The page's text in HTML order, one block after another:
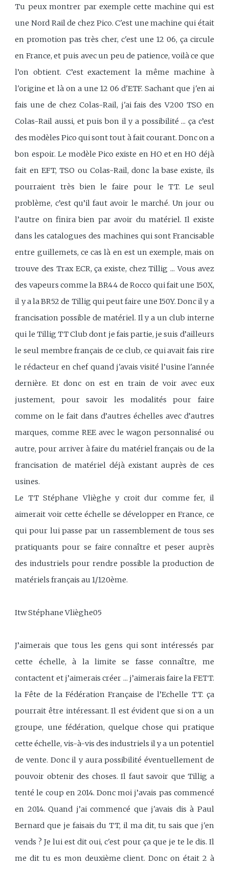
Tu peux montrer par exemple cette machine qui est
une Nord Rail de chez Pico. C'est une machine qui était
en promotion pas très cher, c'est une 12 06, ça circule
en France, et puis avec un peu de patience, voilà ce que
l’on obtient. C’est exactement la même machine à
l'origine et là on a une 12 06 d'ETF. Sachant que j'en ai
fais une de chez Colas-Rail, j'ai fais des V200 TSO en
Colas-Rail aussi, et puis bon il y a possibilité ... ça c’est
des modèles Pico qui sont tout à fait courant. Donc on a
bon espoir. Le modèle Pico existe en HO et en HO déjà
fait en EFT, TSO ou Colas-Rail, donc la base existe, ils
pourraient très bien le faire pour le TT. Le seul
problème, c’est qu’il faut avoir le marché. Un jour ou
l’autre on finira bien par avoir du matériel. Il existe
dans les catalogues des machines qui sont Francisable
entre guillemets, ce cas là en est un exemple, mais on
trouve des Trax ECR, ça existe, chez Tillig ... Vous avez
des vapeurs comme la BR44 de Rocco qui fait une 150X,
il y a la BR52 de Tillig qui peut faire une 150Y. Donc il y a
francisation possible de matériel. Il y a un club interne
qui le Tillig TT Club dont je fais partie, je suis d’ailleurs
le seul membre français de ce club, ce qui avait fais rire
le rédacteur en chef quand j'avais visité l’usine l'année
dernière. Et donc on est en train de voir avec eux
justement, pour savoir les modalités pour faire
comme on le fait dans d’autres échelles avec d’autres
marques, comme REE avec le wagon personnalisé ou
autre, pour arriver à faire du matériel français ou de la
francisation de matériel déjà existant auprès de ces
usines.
Le TT Stéphane Vlièghe y croit dur comme fer, il
aimerait voir cette échelle se développer en France, ce
qui pour lui passe par un rassemblement de tous ses
pratiquants pour se faire connaître et peser auprès
des industriels pour rendre possible la production de
matériels français au 1/120ème.
Itw Stéphane Vlièghe05
J’aimerais que tous les gens qui sont intéressés par
cette échelle, à la limite se fasse connaître, me
contactent et j’aimerais créer ... j’aimerais faire la FETT.
la Fête de la Fédération Française de l’Echelle TT. ça
pourrait être intéressant. Il est évident que si on a un
groupe, une fédération, quelque chose qui pratique
cette échelle, vis-à-vis des industriels il y a un potentiel
de vente. Donc il y aura possibilité éventuellement de
pouvoir obtenir des choses. Il faut savoir que Tillig a
tenté le coup en 2014. Donc moi j’avais pas commencé
en 2014. Quand j’ai commencé que j'avais dis à Paul
Bernard que je faisais du TT, il ma dit, tu sais que j'en
vends ? Je lui est dit oui, c'est pour ça que je te le dis. Il
me dit tu es mon deuxième client. Donc on était 2 à